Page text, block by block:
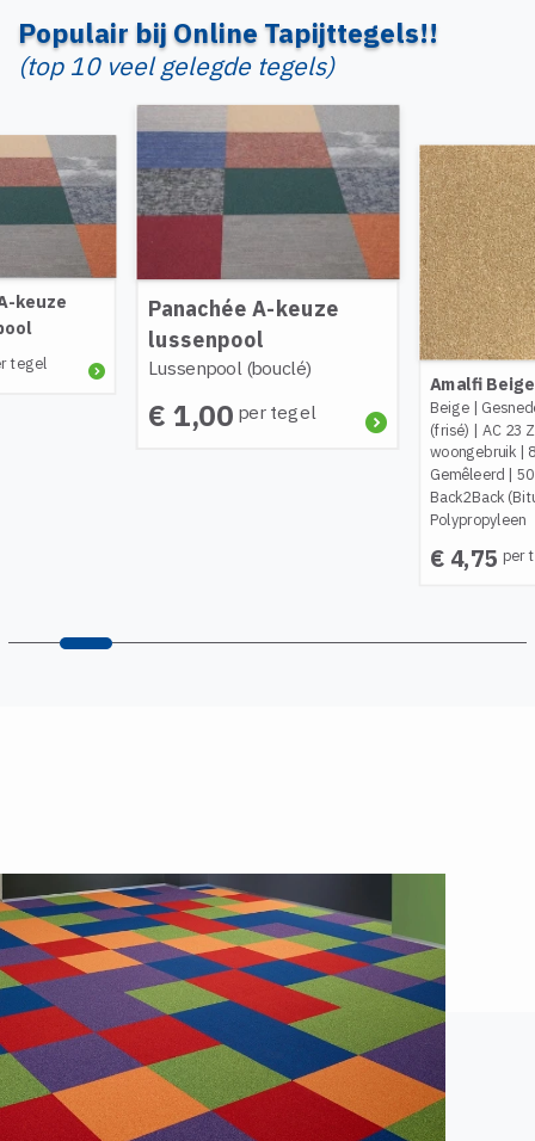
Populair bij Online Tapijttegels!!
(top 10 veel gelegde tegels)
keuze
tegel
Panachée A-keuze
lussenpool
Lussenpool (bouclé)
€ 1,00 per tegel
Amalfi Beige
Beige|
(frisé) | AC 23
woongebruik |
Gemêleerd |
Back2Back
Polypropyleen
€ 4,75 per